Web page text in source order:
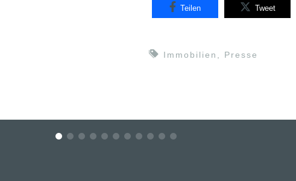
Teilen Tweet
Immobilien Presse